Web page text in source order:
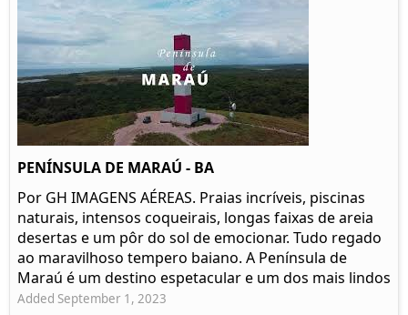
PENÍNSULA DE MARAÚ - BA
Por GH IMAGENS AÉREAS. Praias incríveis, piscinas
naturais, intensos coqueirais, longas faixas de areia
desertas e um pôr do sol de emocionar. Tudo regado
ao maravilhoso tempero baiano. A Península de
Maraú é um destino espetacular e um dos mais lindos
Added September 1, 2023